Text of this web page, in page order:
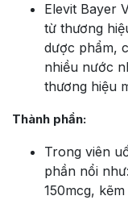
Elevit Bayer
từ thương
dược phẩm,
nhiều nước
thương hiệu
Thành phần:
Trong viên
phần nổi
150mcg,